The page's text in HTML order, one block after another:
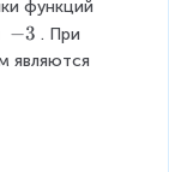
функций
-
3
−3 . При
являются